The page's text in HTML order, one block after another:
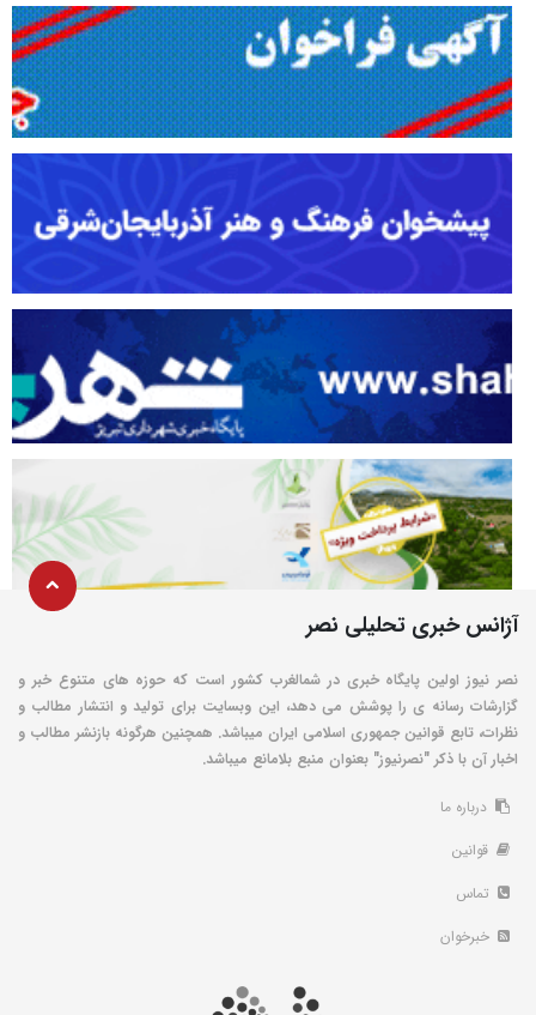
آژانس خبری تحلیلی نصر
نصر نیوز اولین پایگاه خبری در شمالغرب کشور است که حوزه های متنوع خبر و
گزارشات رسانه ی را پوشش می دهد، این وبسایت برای تولید و انتشار مطالب و
نظرات، تابع قوانین جمهوری اسلامی ایران میباشد. همچنین هرگونه بازنشر مطالب و
اخبار آن با ذکر "نصرنیوز" بعنوان منبع بلامانع میباشد.
درباره ما
قوانین
تماس
خبرخوان